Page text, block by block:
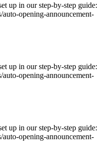
up in our step-by-step guide:
opening-announcement-
up in our step-by-step guide:
opening-announcement-
up in our step-by-step guide:
opening-announcement-